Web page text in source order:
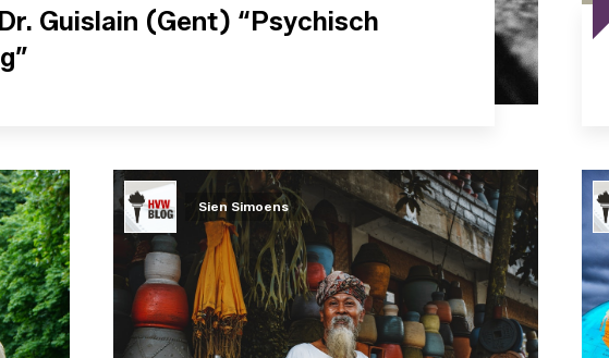
Guislain (Gent) “Psychisch
Sien Simoens